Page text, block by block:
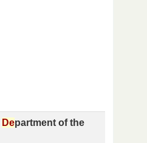
Department of the